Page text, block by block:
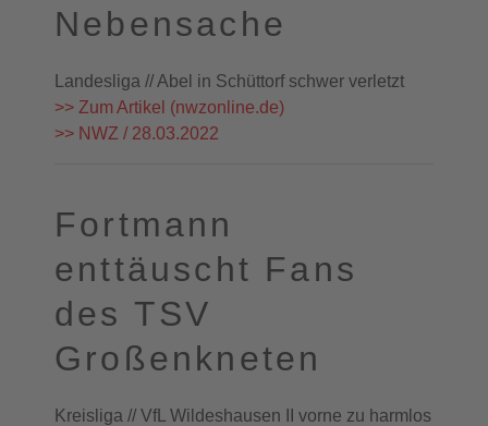
Nebensache
Landesliga // Abel in Schüttorf schwer verletzt
>> Zum Artikel (nwzonline.de)
>> NWZ / 28.03.2022
Fortmann
enttäuscht Fans
des TSV
Großenkneten
Kreisliga // VfL Wildeshausen II vorne zu harmlos